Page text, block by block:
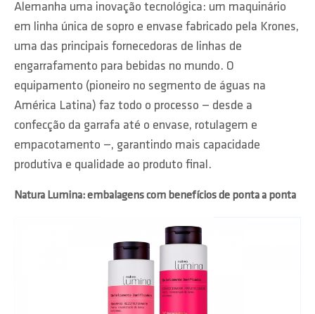
Alemanha uma inovação tecnológica: um maquinário
em linha única de sopro e envase fabricado pela Krones,
uma das principais fornecedoras de linhas de
engarrafamento para bebidas no mundo. O
equipamento (pioneiro no segmento de águas na
América Latina) faz todo o processo — desde a
confecção da garrafa até o envase, rotulagem e
empacotamento —, garantindo mais capacidade
produtiva e qualidade ao produto final.
Natura Lumina: embalagens com benefícios de ponta a ponta